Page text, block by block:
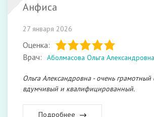
Анфиса
27 января 2026
Оценка:
Врач:
Аболмасова Ольга Александровна
Ольга Александровна - очень грамотный
вдумчивый и квалифицированный.
Подробнее